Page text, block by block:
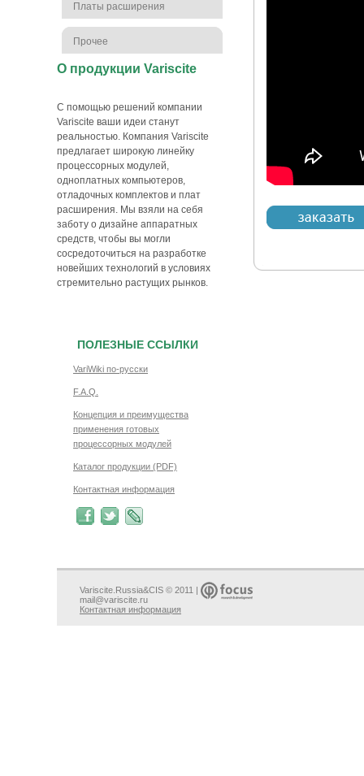
Платы расширения
Прочее
О продукции Variscite
С помощью решений компании
Variscite ваши идеи станут
реальностью. Компания Variscite
предлагает широкую линейку
процессорных модулей,
одноплатных компьютеров,
отладочных комплектов и плат
расширения. Мы взяли на себя
заботу о дизайне аппаратных
средств, чтобы вы могли
сосредоточиться на разработке
новейших технологий в условиях
стремительно растущих рынков.
ПОЛЕЗНЫЕ ССЫЛКИ
VariWiki по-русски
F.A.Q.
Концепция и преимущества
применения готовых
процессорных модулей
Каталог продукции (PDF)
Контактная информация
Variscite.Russia&CIS © 2011 |
mail@variscite.ru
Контактная информация